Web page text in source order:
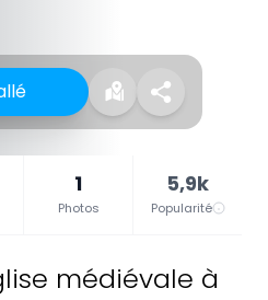
1
Photos
5,9k
Popularité
médiévale à